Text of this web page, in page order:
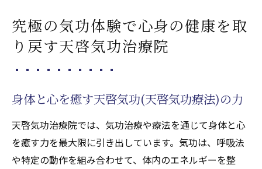
究極の気功体験で心身の健康を取
り戻す天啓気功治療院
身体と心を癒す天啓気功(天啓気功療法)の力
天啓気功治療院では、気功治療や療法を通じて身体と心
を癒す力を最大限に引き出しています。気功は、呼吸法
や特定の動作を組み合わせて、体内のエネルギーを整